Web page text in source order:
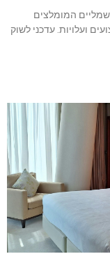
המומלצים
ועלויות. עדכני לשוק